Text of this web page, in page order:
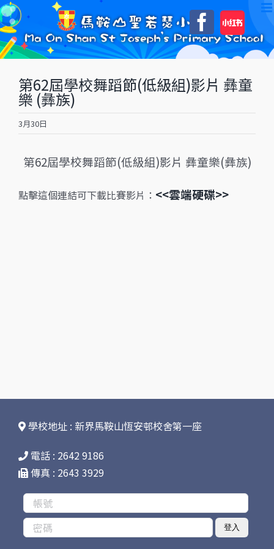
Skip
to
content
自
訂
第62屆學校舞蹈節(低級組)影片 彝童
樂 (彝族)
3月30日
第62屆學校舞蹈節(低級組)影片 彝童樂(彝族)
點擊這個連結可下載比賽影片： <<雲端硬碟>>
學校地址 : 新界馬鞍山恆安邨校舍第一座
電話 : 2642 9186
傳真 : 2643 3929
登入